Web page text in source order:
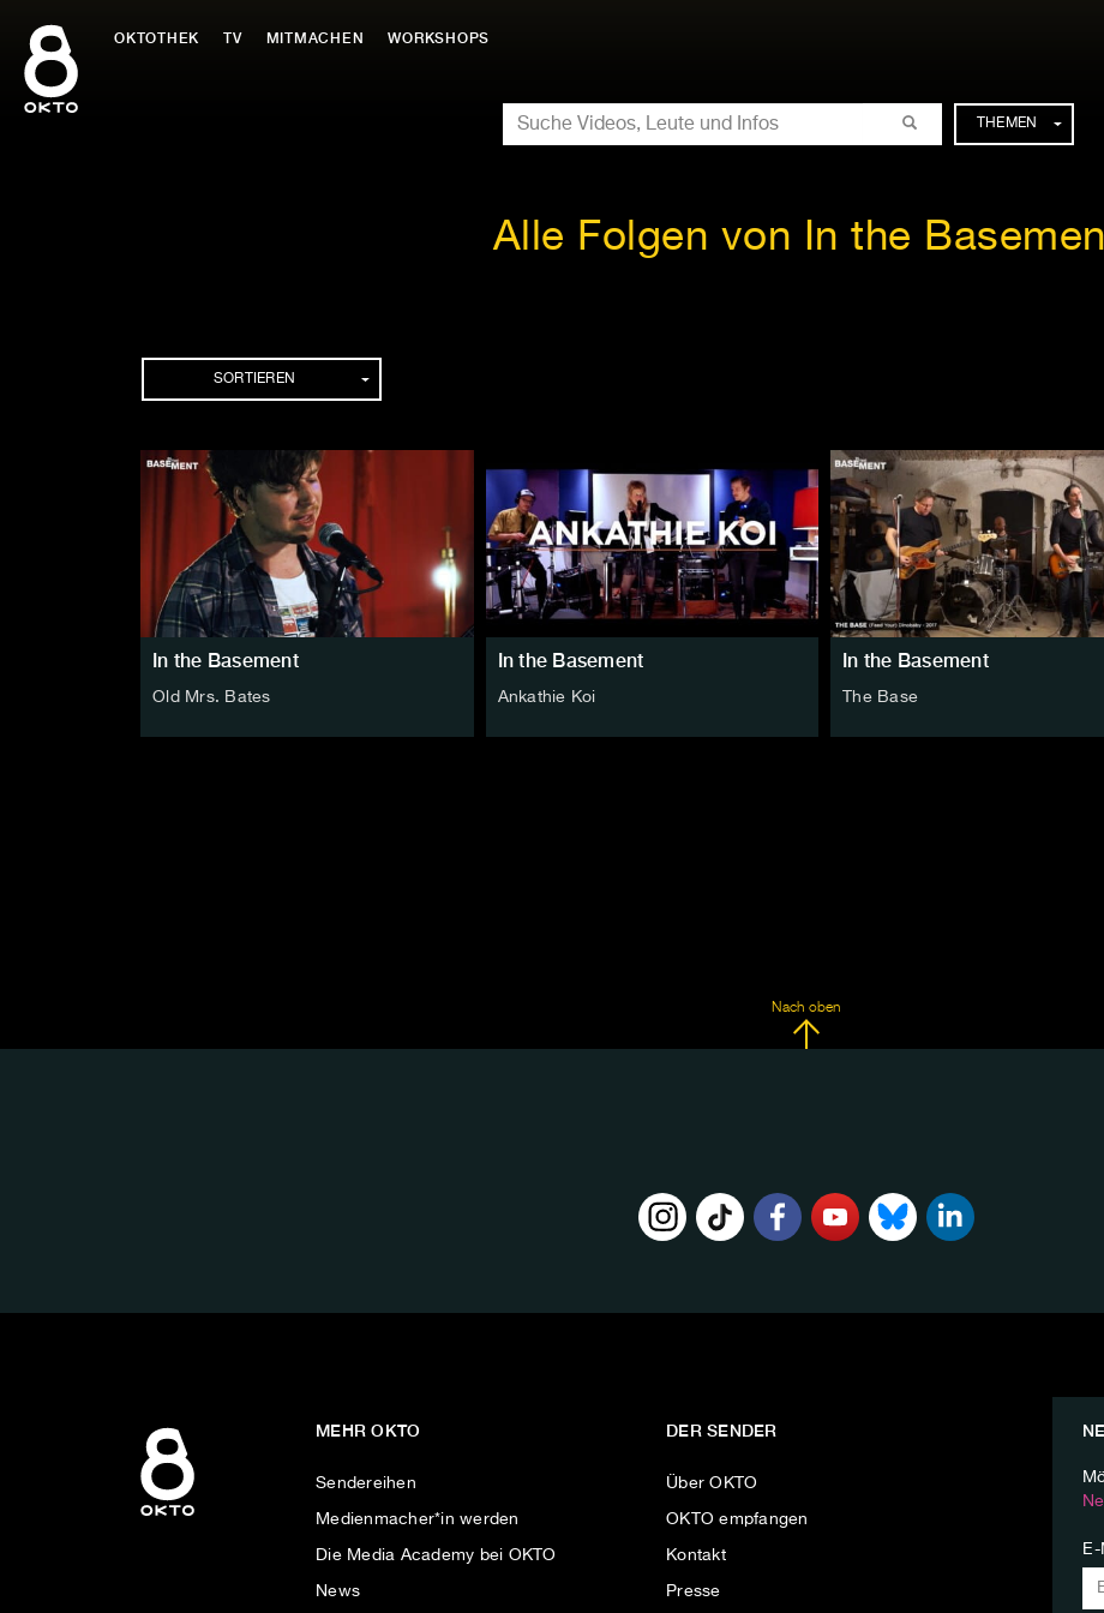
Inhalt
springen
OKTOTHEK TV MITMACHEN WORKSHOPS
SUCHE
THEMEN
Alle Folgen von In the
Folgen
SORTIEREN
In the Basement
Old Mrs. Bates
In the Basement
Ankathie Koi
In the Basement
The Base
Nach oben
MEHR OKTO
Sendereihen
Medienmacher*in werden
Die Media Academy bei OKTO
News
DER SENDER
Über OKTO
OKTO empfangen
Kontakt
Presse